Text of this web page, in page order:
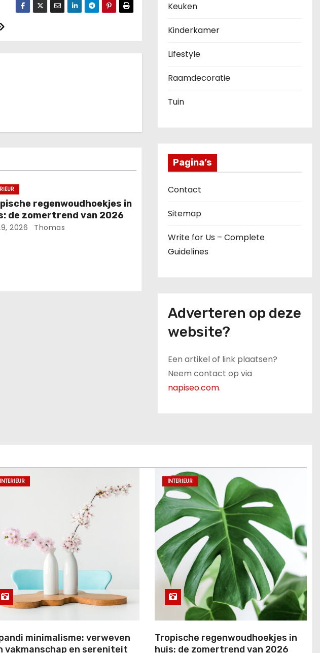
regenwoudhoekjes in
de zomertrend van 2026
2026 Thomas
Keuken
Kinderkamer
Lifestyle
Raamdecoratie
Tuin
Pagina’s
Contact
Sitemap
Write for Us – Complete
Guidelines
Adverteren op deze
website?
Een artikel of link plaatsen?
Neem contact op via
napiseo.com.
INTERIEUR
minimalisme: verweven
vakmanschap en sereniteit
INTERIEUR
Tropische regenwoudhoekjes in
huis: de zomertrend van 2026